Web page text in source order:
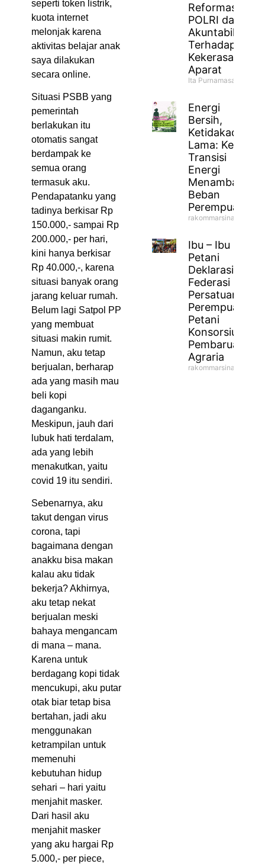
seperti token listrik,
kuota internet
melonjak karena
aktivitas belajar anak
saya dilakukan
secara online.
Situasi PSBB yang
pemerintah
berlakukan itu
otomatis sangat
berdampak ke
semua orang
termasuk aku.
Pendapatanku yang
tadinya berkisar Rp
150.000,- sampai Rp
200.000,- per hari,
kini hanya berkisar
Rp 40.000,-, karena
situasi banyak orang
jarang keluar rumah.
Belum lagi Satpol PP
yang membuat
situasi makin rumit.
Namun, aku tetap
berjualan, berharap
ada yang masih mau
beli kopi
daganganku.
Meskipun, jauh dari
lubuk hati terdalam,
ada yang lebih
menakutkan, yaitu
covid 19 itu sendiri.
Sebenarnya, aku
takut dengan virus
corona, tapi
bagaimana dengan
anakku bisa makan
kalau aku tidak
bekerja? Akhirnya,
aku tetap nekat
berjualan meski
bahaya mengancam
di mana – mana.
Karena untuk
berdagang kopi tidak
mencukupi, aku putar
otak biar tetap bisa
bertahan, jadi aku
menggunakan
ketrampilan untuk
memenuhi
kebutuhan hidup
sehari – hari yaitu
menjahit masker.
Dari hasil aku
menjahit masker
yang aku hargai Rp
5.000,- per piece,
Reformasi
POLRI dan
Akuntabilitas
Terhadap
Kekerasan
Aparat
Ita Purnamasari
Energi
Bersih,
Ketidakadilan
Lama: Ketika
Transisi
Energi
Menambah
Beban
Perempuan
rakommarsinahfm
Ibu – Ibu
Petani
Deklarasikan
Federasi
Persatuan
Perempuan
Petani
Konsorsium
Pembaruan
Agraria
rakommarsinahfm